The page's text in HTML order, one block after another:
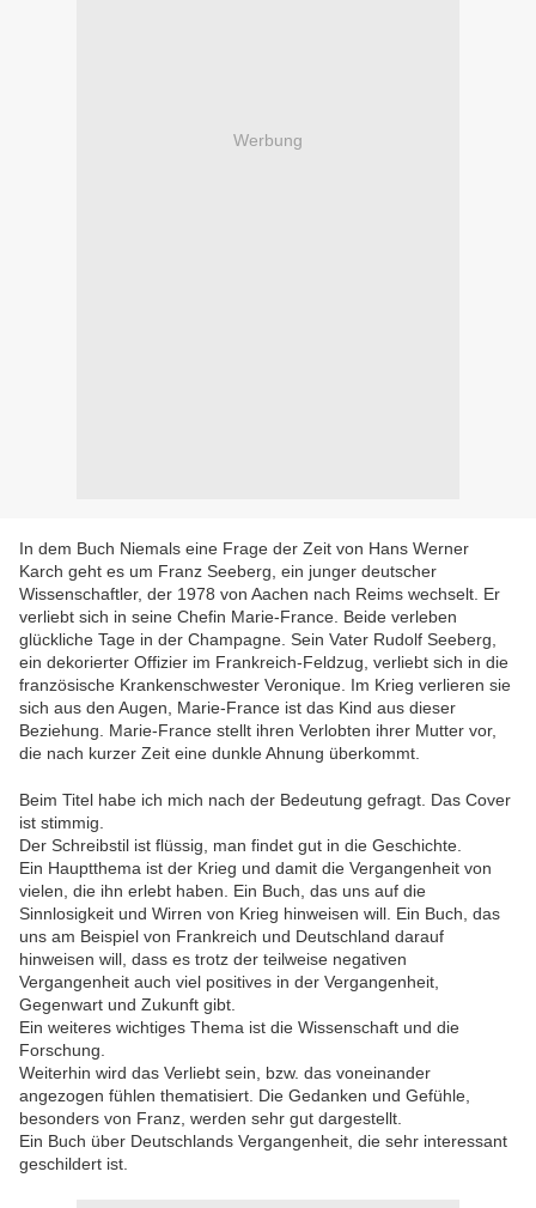
Werbung
In dem Buch Niemals eine Frage der Zeit von Hans Werner
Karch geht es um Franz Seeberg, ein junger deutscher
Wissenschaftler, der 1978 von Aachen nach Reims wechselt. Er
verliebt sich in seine Chefin Marie-France. Beide verleben
glückliche Tage in der Champagne. Sein Vater Rudolf Seeberg,
ein dekorierter Offizier im Frankreich-Feldzug, verliebt sich in die
französische Krankenschwester Veronique. Im Krieg verlieren sie
sich aus den Augen, Marie-France ist das Kind aus dieser
Beziehung. Marie-France stellt ihren Verlobten ihrer Mutter vor,
die nach kurzer Zeit eine dunkle Ahnung überkommt.
Beim Titel habe ich mich nach der Bedeutung gefragt. Das Cover
ist stimmig.
Der Schreibstil ist flüssig, man findet gut in die Geschichte.
Ein Hauptthema ist der Krieg und damit die Vergangenheit von
vielen, die ihn erlebt haben. Ein Buch, das uns auf die
Sinnlosigkeit und Wirren von Krieg hinweisen will. Ein Buch, das
uns am Beispiel von Frankreich und Deutschland darauf
hinweisen will, dass es trotz der teilweise negativen
Vergangenheit auch viel positives in der Vergangenheit,
Gegenwart und Zukunft gibt.
Ein weiteres wichtiges Thema ist die Wissenschaft und die
Forschung.
Weiterhin wird das Verliebt sein, bzw. das voneinander
angezogen fühlen thematisiert. Die Gedanken und Gefühle,
besonders von Franz, werden sehr gut dargestellt.
Ein Buch über Deutschlands Vergangenheit, die sehr interessant
geschildert ist.